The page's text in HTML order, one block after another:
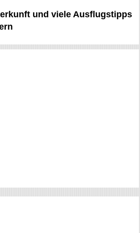
und viele Ausflugstipps